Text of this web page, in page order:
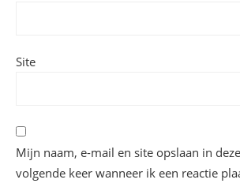
Site
Mijn naam, e-mail en site opslaan in
volgende keer wanneer ik een reactie